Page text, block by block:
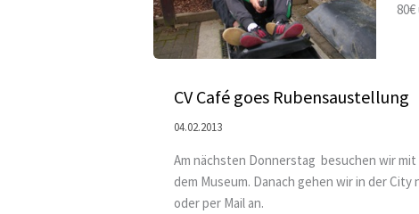
CV Café goes Rubensaustellung
04.02.2013
Am nächsten Donnerstag besuchen wir
dem Museum. Danach gehen wir in der
oder per Mail an.